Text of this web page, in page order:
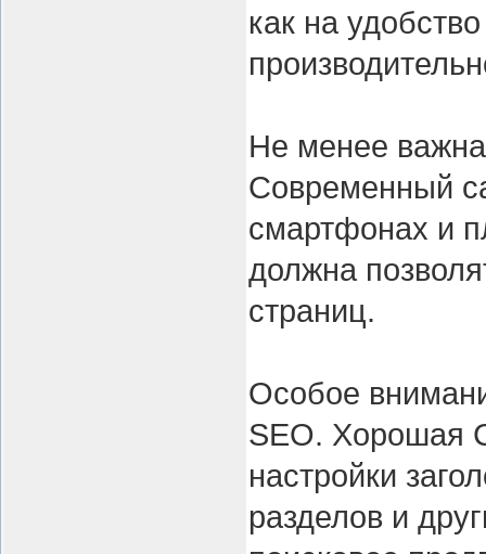
как на
Не менее
Современный
смартфонах и
должна
страниц.
Особое
SEO. Хорошая
настройки
разделов и